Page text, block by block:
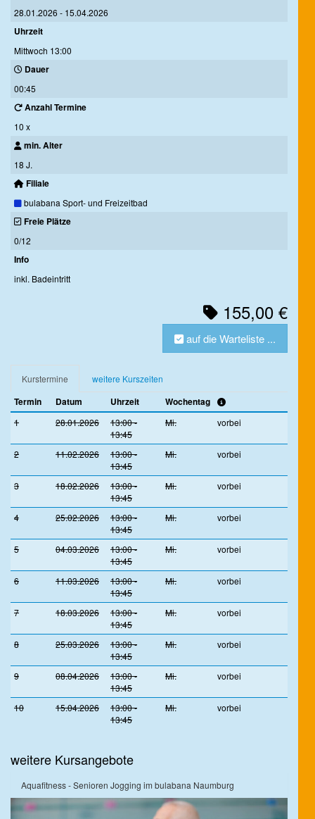
28.01.2026 - 15.04.2026
Uhrzeit
Mittwoch 13:00
Dauer
00:45
Anzahl Termine
10 x
min. Alter
18 J.
Filiale
bulabana Sport- und Freizeitbad
Freie Plätze
0/12
Info
inkl. Badeintritt
155,00 €
auf die Warteliste ...
Kurstermine weitere Kurszeiten
Termin Datum Uhrzeit Wochentag
1 28.01.2026
13:00 -
13:45
Mi. vorbei
2 11.02.2026
13:00 -
13:45
Mi. vorbei
3 18.02.2026
13:00 -
13:45
Mi. vorbei
4 25.02.2026
13:00 -
13:45
Mi. vorbei
5 04.03.2026
13:00 -
13:45
Mi. vorbei
6 11.03.2026
13:00 -
13:45
Mi. vorbei
7 18.03.2026
13:00 -
13:45
Mi. vorbei
8 25.03.2026
13:00 -
13:45
Mi. vorbei
9 08.04.2026
13:00 -
13:45
Mi. vorbei
10 15.04.2026
13:00 -
13:45
Mi. vorbei
weitere Kursangebote
Aquafitness - Senioren Jogging im bulabana Naumburg